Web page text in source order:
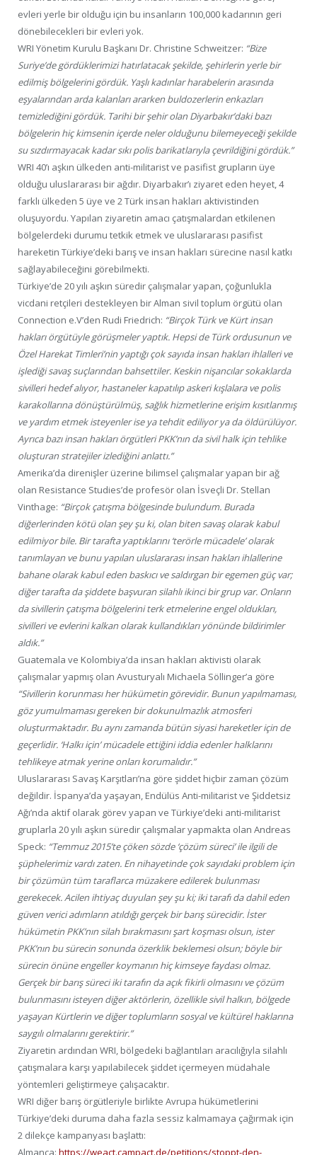
evleri yerle bir olduğu için bu insanların 100,000 kadarının geri
dönebilecekleri bir evleri yok.
WRI Yönetim Kurulu Başkanı Dr. Christine Schweitzer: “Bize
Suriye’de gördüklerimizi hatırlatacak şekilde, şehirlerin yerle bir
edilmiş bölgelerini gördük. Yaşlı kadınlar harabelerin arasında
eşyalarından arda kalanları ararken buldozerlerin enkazları
temizlediğini gördük. Tarihi bir şehir olan Diyarbakır’daki bazı
bölgelerin hiç kimsenin içerde neler olduğunu bilemeyeceği şekilde
su sızdırmayacak kadar sıkı polis barikatlarıyla çevrildiğini gördük.”
WRI 40’ı aşkın ülkeden anti-militarist ve pasifist grupların üye
olduğu uluslararası bir ağdır. Diyarbakır’ı ziyaret eden heyet, 4
farklı ülkeden 5 üye ve 2 Türk insan hakları aktivistinden
oluşuyordu. Yapılan ziyaretin amacı çatışmalardan etkilenen
bölgelerdeki durumu tetkik etmek ve uluslararası pasifist
hareketin Türkiye’deki barış ve insan hakları sürecine nasıl katkı
sağlayabileceğini görebilmekti.
Türkiye’de 20 yılı aşkın süredir çalışmalar yapan, çoğunlukla
vicdani retçileri destekleyen bir Alman sivil toplum örgütü olan
Connection e.V’den Rudi Friedrich: “Birçok Türk ve Kürt insan
hakları örgütüyle görüşmeler yaptık. Hepsi de Türk ordusunun ve
Özel Harekat Timleri’nin yaptığı çok sayıda insan hakları ihlalleri ve
işlediği savaş suçlarından bahsettiler. Keskin nişancılar sokaklarda
sivilleri hedef alıyor, hastaneler kapatılıp askeri kışlalara ve polis
karakollarına dönüştürülmüş, sağlık hizmetlerine erişim kısıtlanmış
ve yardım etmek isteyenler ise ya tehdit ediliyor ya da öldürülüyor.
Ayrıca bazı insan hakları örgütleri PKK’nın da sivil halk için tehlike
oluşturan stratejiler izlediğini anlattı.”
Amerika’da direnişler üzerine bilimsel çalışmalar yapan bir ağ
olan Resistance Studies’de profesör olan İsveçli Dr. Stellan
Vinthage: “Birçok çatışma bölgesinde bulundum. Burada
diğerlerinden kötü olan şey şu ki, olan biten savaş olarak kabul
edilmiyor bile. Bir tarafta yaptıklarını ‘terörle mücadele’ olarak
tanımlayan ve bunu yapılan uluslararası insan hakları ihlallerine
bahane olarak kabul eden baskıcı ve saldırgan bir egemen güç var;
diğer tarafta da şiddete başvuran silahlı ikinci bir grup var. Onların
da sivillerin çatışma bölgelerini terk etmelerine engel oldukları,
sivilleri ve evlerini kalkan olarak kullandıkları yönünde bildirimler
aldık.”
Guatemala ve Kolombiya’da insan hakları aktivisti olarak
çalışmalar yapmış olan Avusturyalı Michaela Söllinger’a göre
“Sivillerin korunması her hükümetin görevidir. Bunun yapılmaması,
göz yumulmaması gereken bir dokunulmazlık atmosferi
oluşturmaktadır. Bu aynı zamanda bütün siyasi hareketler için de
geçerlidir. ‘Halkı için’ mücadele ettiğini iddia edenler halklarını
tehlikeye atmak yerine onları korumalıdır.”
Uluslararası Savaş Karşıtları’na göre şiddet hiçbir zaman çözüm
değildir. İspanya’da yaşayan, Endülüs Anti-militarist ve Şiddetsiz
Ağı’nda aktif olarak görev yapan ve Türkiye’deki anti-militarist
gruplarla 20 yılı aşkın süredir çalışmalar yapmakta olan Andreas
Speck: “Temmuz 2015’te çöken sözde ‘çözüm süreci’ ile ilgili de
şüphelerimiz vardı zaten. En nihayetinde çok sayıdaki problem için
bir çözümün tüm taraflarca müzakere edilerek bulunması
gerekecek. Acilen ihtiyaç duyulan şey şu ki; iki tarafı da dahil eden
güven verici adımların atıldığı gerçek bir barış sürecidir. İster
hükümetin PKK’nın silah bırakmasını şart koşması olsun, ister
PKK’nın bu sürecin sonunda özerklik beklemesi olsun; böyle bir
sürecin önüne engeller koymanın hiç kimseye faydası olmaz.
Gerçek bir barış süreci iki tarafın da açık fikirli olmasını ve çözüm
bulunmasını isteyen diğer aktörlerin, özellikle sivil halkın, bölgede
yaşayan Kürtlerin ve diğer toplumların sosyal ve kültürel haklarına
saygılı olmalarını gerektirir.”
Ziyaretin ardından WRI, bölgedeki bağlantıları aracılığıyla silahlı
çatışmalara karşı yapılabilecek şiddet içermeyen müdahale
yöntemleri geliştirmeye çalışacaktır.
WRI diğer barış örgütleriyle birlikte Avrupa hükümetlerini
Türkiye’deki duruma daha fazla sessiz kalmamaya çağırmak için
2 dilekçe kampanyası başlattı:
Almanca: https://weact.campact.de/petitions/stoppt-den-